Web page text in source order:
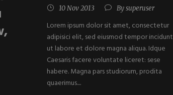
10 Nov 2013 Bysuperuser
Lorem ipsum dolor sit amet, consectetur
adipisici elit, sed eiusmod tempor incidunt
ut labore et dolore magna aliqua. Idque
Caesaris facere voluntate liceret: sese
habere. Magna pars studiorum, prodita
quaerimus....